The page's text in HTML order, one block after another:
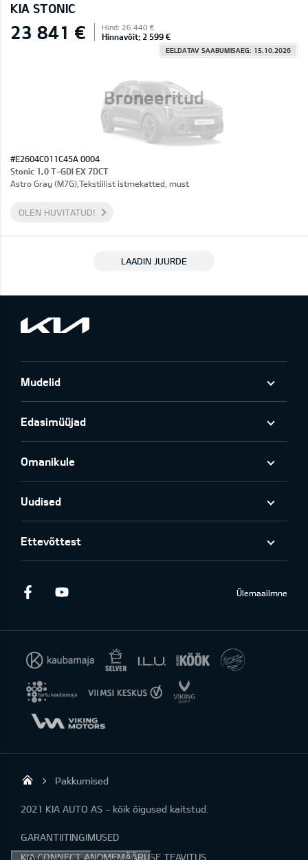
KIA STONIC
Broneeritud
23 841 € Hind: 26 440 €
Hinnavõit: 2 599 €
EELDATAV SAABUMISAEG: 15.10.2026
#E2604C011C45A 0004
Stonic 1,0 T-GDI EX 7DCT
Astro Gray (M7G),Tekstiilist istmekatted, must
OLEN HUVITATUD!
LAADIN JUURDE
Mudelid
Edasimüüjad
Omanikule
Uudised
Ettevõttest
Facebook Ülemaailmne
KIA AUTO AS
Pakkumised
2021 KIA AUTO AS - kõik õigused kaitstud.
GARANTIITINGIMUSED
KIA CONNECT ANDMEMÄÄRUSE TEAVITUS